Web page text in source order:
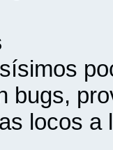
bugs,
locos a